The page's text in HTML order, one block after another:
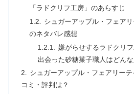
「ラドクリフ工房」のあらすじ
シュガーアップル・フェアリ
のネタバレ感想
嫌がらせするラドクリ
出会った砂糖菓子職人はどんな
シュガーアップル・フェアリー
コミ・評判は？